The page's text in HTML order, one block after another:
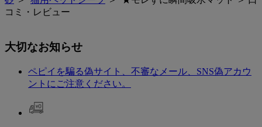
コミ・レビュー
大切なお知らせ
ペピイを騙る偽サイト、不審なメール、SNS偽アカウ
ントにご注意ください。